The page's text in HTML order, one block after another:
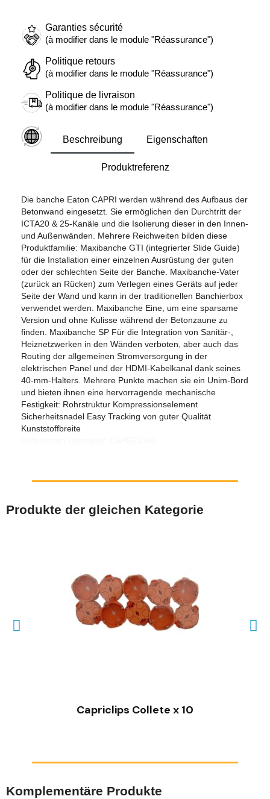
Garanties sécurité
(à modifier dans le module "Réassurance")
Politique retours
(à modifier dans le module "Réassurance")
Politique de livraison
(à modifier dans le module "Réassurance")
Beschreibung Eigenschaften
Produktreferenz
Die banche Eaton CAPRI werden während des Aufbaus der
Betonwand eingesetzt. Sie ermöglichen den Durchtritt der
ICTA20 & 25-Kanäle und die Isolierung dieser in den Innen-
und Außenwänden. Mehrere Reichweiten bilden diese
Produktfamilie: Maxibanche GTI (integrierter Slide Guide)
für die Installation einer einzelnen Ausrüstung der guten
oder der schlechten Seite der Banche. Maxibanche-Vater
(zurück an Rücken) zum Verlegen eines Geräts auf jeder
Seite der Wand und kann in der traditionellen Banchierbox
verwendet werden. Maxibanche Eine, um eine sparsame
Version und ohne Kulisse während der Betonzaune zu
finden. Maxibanche SP Für die Integration von Sanitär-,
Heiznetzwerken in den Wänden verboten, aber auch das
Routing der allgemeinen Stromversorgung in der
elektrischen Panel und der HDMI-Kabelkanal dank seines
40-mm-Halters. Mehrere Punkte machen sie ein Unim-Bord
und bieten ihnen eine hervorragende mechanische
Festigkeit: Rohrstruktur Kompressionselement
Sicherheitsnadel Easy Tracking von guter Qualität
Kunststoffbreite
Produkte der gleichen Kategorie
Capriclips Collete x 10
Komplementäre Produkte